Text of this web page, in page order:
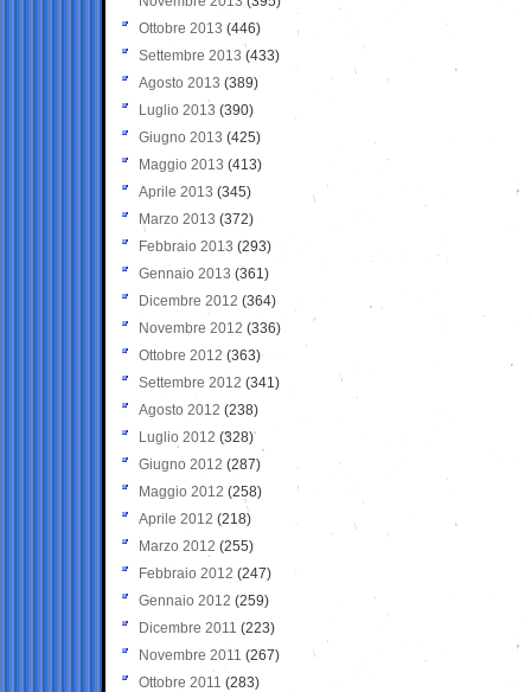
Ottobre 2013 (446)
Settembre 2013 (433)
Agosto 2013 (389)
Luglio 2013 (390)
Giugno 2013 (425)
Maggio 2013 (413)
Aprile 2013 (345)
Marzo 2013 (372)
Febbraio 2013 (293)
Gennaio 2013 (361)
Dicembre 2012 (364)
Novembre 2012 (336)
Ottobre 2012 (363)
Settembre 2012 (341)
Agosto 2012 (238)
Luglio 2012 (328)
Giugno 2012 (287)
Maggio 2012 (258)
Aprile 2012 (218)
Marzo 2012 (255)
Febbraio 2012 (247)
Gennaio 2012 (259)
Dicembre 2011 (223)
Novembre 2011 (267)
Ottobre 2011 (283)